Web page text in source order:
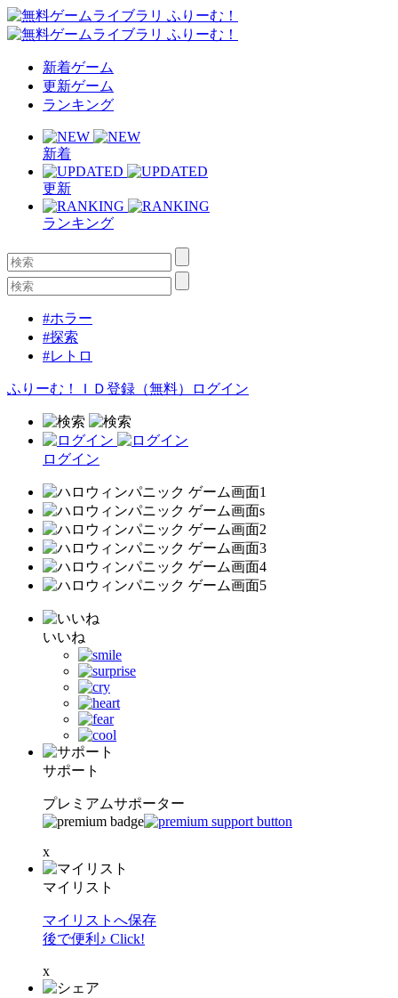
新着ゲーム
更新ゲーム
ランキング
新着
更新
ランキング
#ホラー
#探索
#レトロ
ふりーむ！ＩＤ登録（無料） ログイン
ログイン
いいね
サポート
プレミアムサポーター
x
マイリスト
マイリストへ保存
後で便利♪ Click!
x